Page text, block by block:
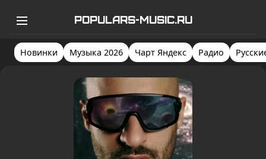
POPULARS-MUSIC.RU
Новинки Музыка 2026 Чарт Яндекс Радио